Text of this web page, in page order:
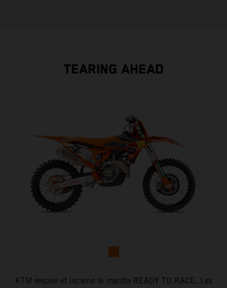
TEARING AHEAD
KTM respire et incarne le mantra READY TO RACE. Les